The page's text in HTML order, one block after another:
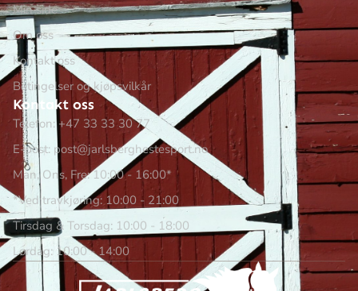
Min side
Om oss
Kontakt oss
Betingelser og kjøpsvilkår
Kontakt oss
Telefon: +47 33 33 30 77
E-post: post@jarlsberghestesport.no
Man, Ons, Fre: 10:00 - 16:00*
*Ved travkjøring: 10:00 - 21:00
Tirsdag & Torsdag: 10:00 - 18:00
Lørdag: 10:00 - 14:00